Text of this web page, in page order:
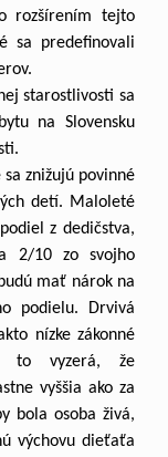
rozšírením tejto
sa predefinovali
starostlivosti sa
na Slovensku
znižujú povinné
detí. Maloleté
z dedičstva,
2/10 zo svojho
mať nárok na
podielu. Drvivá
nízke zákonné
to vyzerá, že
vyššia ako za
bola osoba živá,
výchovu dieťaťa